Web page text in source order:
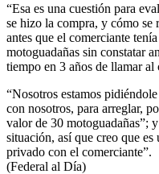
“Esa es una cuestión para
se hizo la compra, y cómo se
antes que el comerciante
motoguadañas sin constatar
tiempo en 3 años de llamar al
“Nosotros estamos
con nosotros, para arreglar,
valor de 30 motoguadañas”;
situación, así que creo que es
privado con el comerciante”.
(Federal al Día)